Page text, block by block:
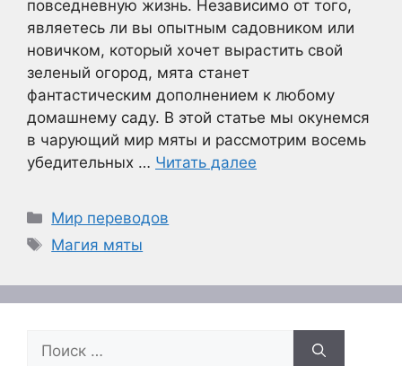
повседневную жизнь. Независимо от того,
являетесь ли вы опытным садовником или
новичком, который хочет вырастить свой
зеленый огород, мята станет
фантастическим дополнением к любому
домашнему саду. В этой статье мы окунемся
в чарующий мир мяты и рассмотрим восемь
убедительных … Читать далее
Рубрики
Мир переводов
Метки
Магия мяты
Поиск: